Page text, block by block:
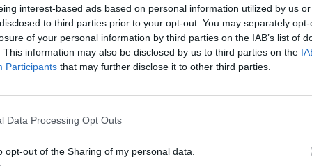
interest-based ads based on personal information utilized by us
to third parties prior to your opt-out. You may separately
of your personal information by third parties on the IAB’s list of
This information may also be disclosed by us to third parties on the
Participants that may further disclose it to other third parties.
Data Processing Opt Outs
opt-out of the Sharing of my personal data.
que lideren amb consciència. Persones
en calent, a no descarregar cap avall la
que la seva manera d’estar influeix.
feina que no sempre es veu. Té a veure amb
decisions que no es poden prendre a la
una mica més. Té a veure amb deixar espai
de seguida, amb acceptar que no tot es resol